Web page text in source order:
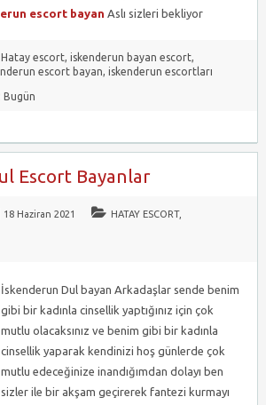
escort bayan Aslı sizleri bekliyor
Hatay escort, iskenderun bayan escort,
escort bayan, iskenderun escortları
Bugün
Escort Bayanlar
18 Haziran 2021 HATAY ESCORT,
İskenderun Dul bayan Arkadaşlar sende benim
gibi bir kadınla cinsellik yaptığınız için çok
mutlu olacaksınız ve benim gibi bir kadınla
cinsellik yaparak kendinizi hoş günlerde çok
mutlu edeceğinize inandığımdan dolayı ben
sizler ile bir akşam geçirerek fantezi kurmayı